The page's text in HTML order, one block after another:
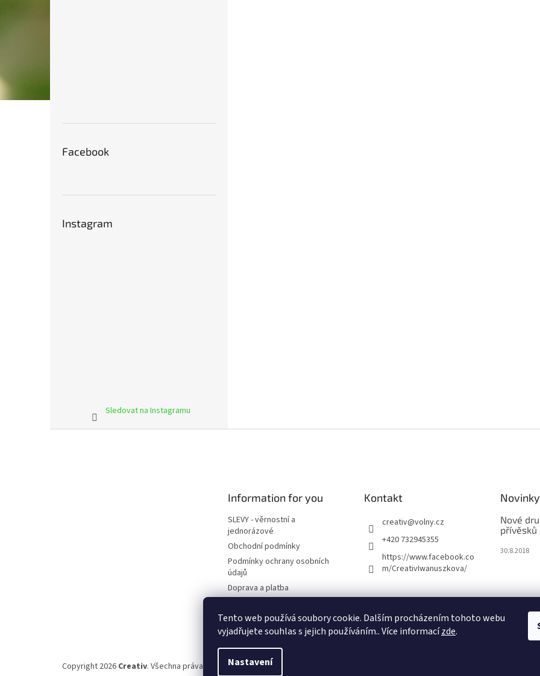
Tento web používá soubory cookie. Dalším procházením tohoto webu
vyjadřujete souhlas s jejich používáním.. Více informacízde.
Nastavení
Facebook
Instagram
Sledovat na Instagramu
Information for you
SLEVY - věrnostní a
jednorázové
Obchodní podmínky
Podmínky ochrany osobních
údajů
Doprava a platba
Napište nám
Kontakt
creativ@volny.cz
+420 732945355
https://www.facebook.co
m/CreativIwanuszkova/
Novinky
Nové
přívěsků
30.8.2018
Copyright 2026 Creativ. Všechna práva vyhrazena.